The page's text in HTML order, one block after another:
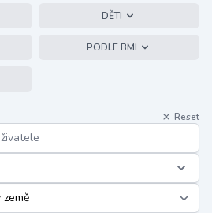
DĚTI
PODLE BMI
Reset